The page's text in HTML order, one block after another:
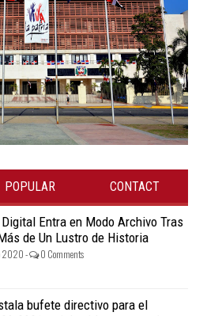
POPULAR CONTACT
Entra en Modo Archivo Tras
de Un Lustro de Historia
2020 - 0 Comments
bufete directivo para el